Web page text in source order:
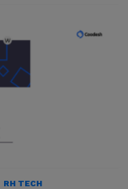
RH TECH